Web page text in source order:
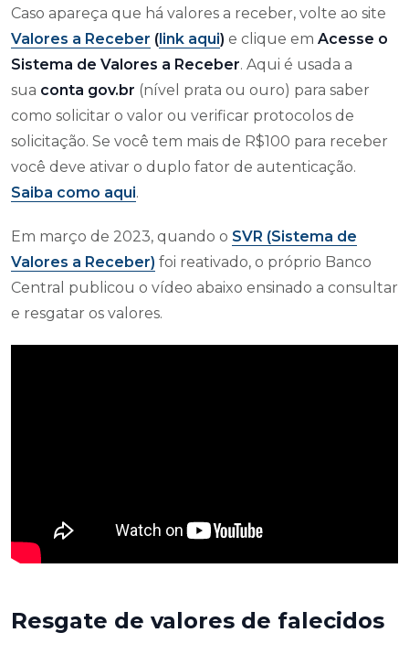
Caso apareça que há valores a receber, volte ao site
Valores a Receber (link aqui) e clique em Acesse o
Sistema de Valores a Receber. Aqui é usada a
sua conta gov.br (nível prata ou ouro) para saber
como solicitar o valor ou verificar protocolos de
solicitação. Se você tem mais de R$100 para receber
você deve ativar o duplo fator de autenticação.
Saiba como aqui.
Em março de 2023, quando o SVR (Sistema de
Valores a Receber) foi reativado, o próprio Banco
Central publicou o vídeo abaixo ensinado a consultar
e resgatar os valores.
Resgate de valores de falecidos